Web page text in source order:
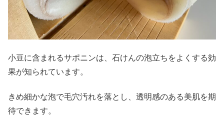
小豆に含まれるサポニンは、石けんの泡立ちをよくする効
果が知られています。
きめ細かな泡で毛穴汚れを落とし、透明感のある美肌を期
待できます。